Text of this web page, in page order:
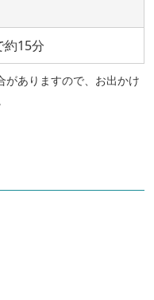
約15分
ありますので、お出かけ